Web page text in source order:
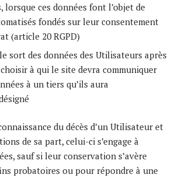
ces données font l’objet de
fondés sur leur consentement
(article 20 RGPD)
sort des données des Utilisateurs après
à qui le site devra communiquer
à un tiers qu’ils aura
du décès d’un Utilisateur et
de sa part, celui-ci s’engage à
sauf si leur conservation s’avère
probatoires ou pour répondre à une